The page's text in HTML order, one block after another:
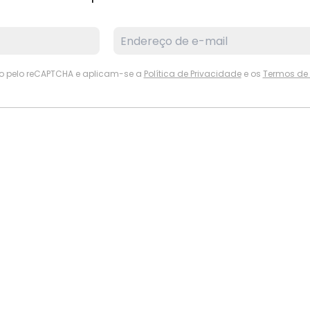
pelo reCAPTCHA e aplicam-se a Política de Privacidadee os Termos de